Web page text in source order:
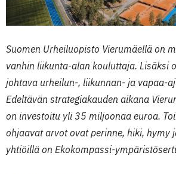
Suomen Urheiluopisto Vierumäellä on
vanhin liikunta-alan kouluttaja. Lisäksi
johtava urheilun-, liikunnan- ja vapaa-
Edeltävän strategiakauden aikana
on investoitu yli 35 miljoonaa euroa.
ohjaavat arvot ovat perinne, hiki, hymy
yhtiöillä on Ekokompassi-